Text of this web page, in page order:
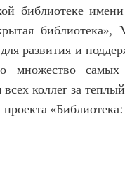
библиотеке
библиотека»,
развития и
множество
всех коллег за
проекта